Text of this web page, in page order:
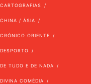
CARTOGRAFIAS
CHINA / ÁSIA
CRÓNICO ORIENTE
DESPORTO
DE TUDO E DE NADA
DIVINA COMÉDIA